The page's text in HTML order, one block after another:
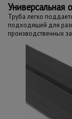
Универсальная
Труба легко
подходящей для
производственных